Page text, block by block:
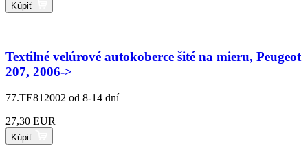
Kúpiť
Textilné velúrové autokoberce šité na mieru, Peugeot
207, 2006->
77.TE812002 od 8-14 dní
27,30 EUR
Kúpiť